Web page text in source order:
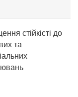
стійкісті до
та